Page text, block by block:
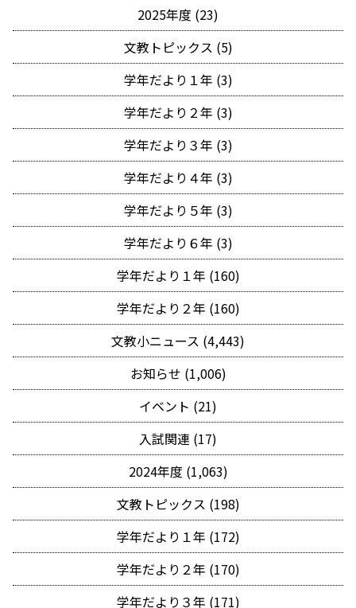
2025年度 (23)
文教トピックス (5)
学年だより１年 (3)
学年だより２年 (3)
学年だより３年 (3)
学年だより４年 (3)
学年だより５年 (3)
学年だより６年 (3)
学年だより１年 (160)
学年だより２年 (160)
文教小ニュース (4,443)
お知らせ (1,006)
イベント (21)
入試関連 (17)
2024年度 (1,063)
文教トピックス (198)
学年だより１年 (172)
学年だより２年 (170)
学年だより３年 (171)